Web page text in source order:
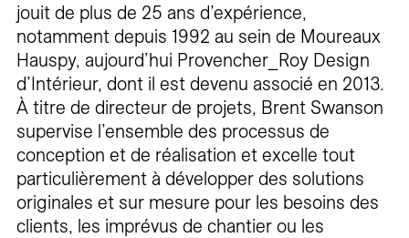
jouit de plus de 25 ans d’expérience,
notamment depuis 1992 au sein de Moureaux
Hauspy, aujourd’hui Provencher_Roy Design
d’Intérieur, dont il est devenu associé en 2013.
À titre de directeur de projets, Brent Swanson
supervise l’ensemble des processus de
conception et de réalisation et excelle tout
particulièrement à développer des solutions
originales et sur mesure pour les besoins des
clients, les imprévus de chantier ou les